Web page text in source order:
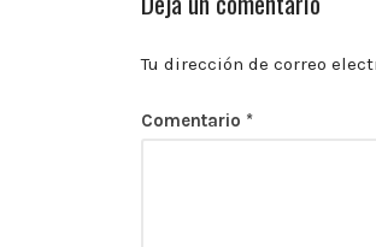
p.m.
Tu dirección de correo
Comentario *